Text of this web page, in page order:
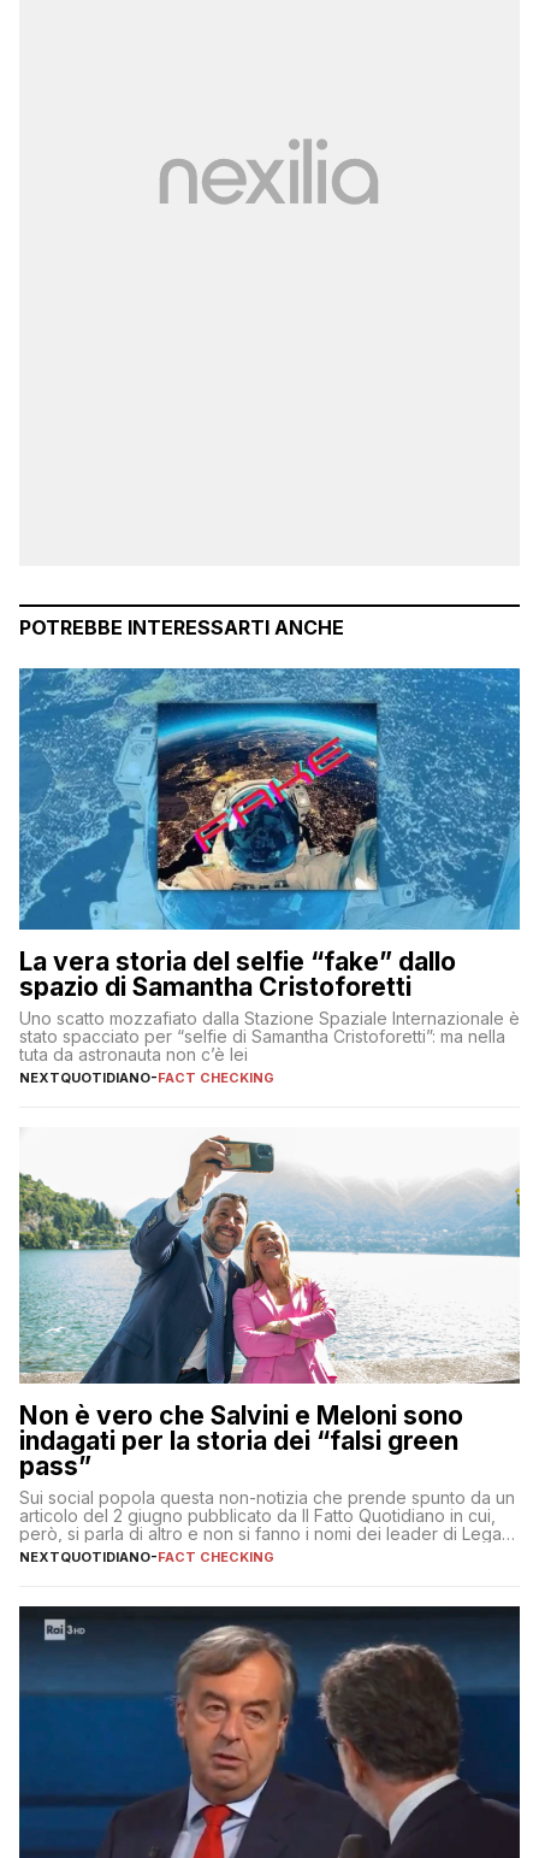
POTREBBE INTERESSARTI ANCHE
La vera storia del selfie “fake” dallo
spazio di Samantha Cristoforetti
Uno scatto mozzafiato dalla Stazione Spaziale Internazionale è
stato spacciato per “selfie di Samantha Cristoforetti”: ma nella
tuta da astronauta non c’è lei
NEXTQUOTIDIANO-FACT CHECKING
Non è vero che Salvini e Meloni sono
indagati per la storia dei “falsi green
pass”
Sui social popola questa non-notizia che prende spunto da un
articolo del 2 giugno pubblicato da Il Fatto Quotidiano in cui,
però, si parla di altro e non si fanno i nomi dei leader di Lega e
Fratelli d’Italia
NEXTQUOTIDIANO-FACT CHECKING